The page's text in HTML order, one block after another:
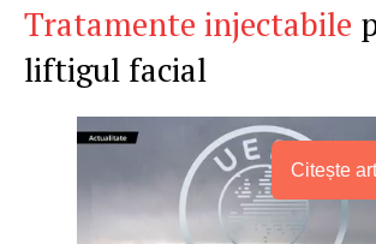
Tratamente injectabile
liftigul facial
Citește